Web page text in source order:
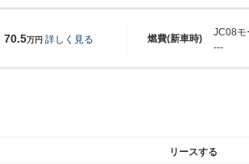
燃費(新車時)
70.5万円 詳しく見る
JC08モ
---
リースする